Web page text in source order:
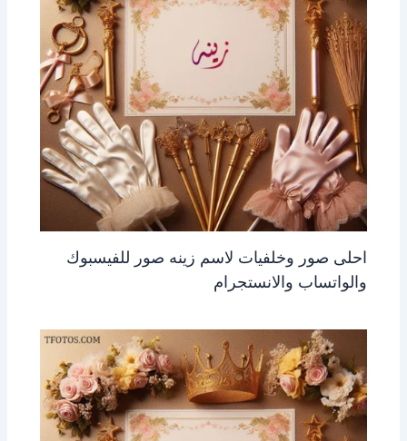
احلى صور وخلفيات لاسم زينه صور للفيسبوك
والواتساب والانستجرام